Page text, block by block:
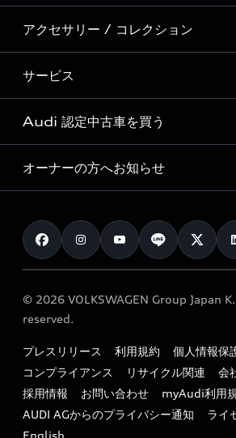
Audi Sport
Formula 1®
デジタルサービス
新車在庫検索
試乗車・展示車検索
見積り依頼
試乗予約
モデル一覧
特別仕様モデル / 限定モデル
e-tronラインアップ
価格シミュレーション
車両比較
カタログ一覧
アクセサリー / コレクション
純正アクセサリー
オンラインショップ
Audi collection
アウディナビアプリ
サービス
サービス入庫予約
サービスプログラム
メンテナンス
車検 / 定期点検
e-tronアフターサポート
myAudi
Audi 認定中古車を買う
Audi認定中古車
クオリティ
保証
メンテナンス
ファイナンス
キャンペーン / イベント
買取査定
オーナーの方へお知らせ
お知らせ
オーナー様向けキャンペーン
特定整備適用車一覧
リサイクル法
よくある質問（FAQ）
© 2026 VOLKSWAGEN Group Japan
reserved.
プレスリリース 利用規約
個人情報保
コンプライアンス
リサイクル関連
会
採用情報
お問い合わせ
myAudi利用
AUDI AGからのプライバシー通知
ライ
English